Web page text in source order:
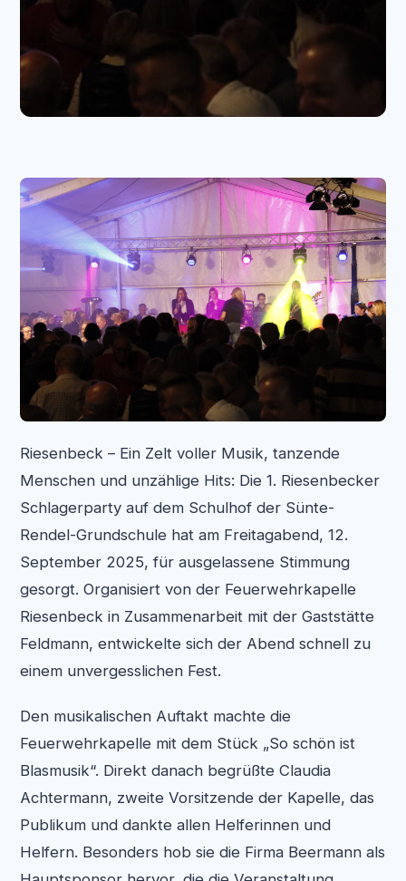
Riesenbeck – Ein Zelt voller Musik, tanzende
Menschen und unzählige Hits: Die 1. Riesenbecker
Schlagerparty auf dem Schulhof der Sünte-
Rendel-Grundschule hat am Freitagabend, 12.
September 2025, für ausgelassene Stimmung
gesorgt. Organisiert von der Feuerwehrkapelle
Riesenbeck in Zusammenarbeit mit der Gaststätte
Feldmann, entwickelte sich der Abend schnell zu
einem unvergesslichen Fest.
Den musikalischen Auftakt machte die
Feuerwehrkapelle mit dem Stück „So schön ist
Blasmusik“. Direkt danach begrüßte Claudia
Achtermann, zweite Vorsitzende der Kapelle, das
Publikum und dankte allen Helferinnen und
Helfern. Besonders hob sie die Firma Beermann als